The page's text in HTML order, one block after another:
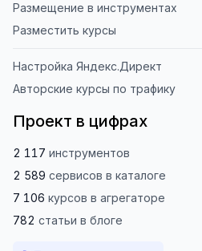
Размещение в инструментах
Разместить курсы
Настройка Яндекс.Директ
Авторские курсы по трафику
Проект в цифрах
2 117 инструментов
2 589 сервисов в каталоге
7 106 курсов в агрегаторе
782 статьи в блоге